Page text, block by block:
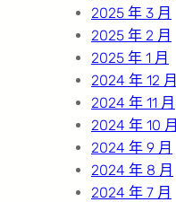
2025 年 3 月
2025 年 2 月
2025 年 1 月
2024 年 12 月
2024 年 11 月
2024 年 10 月
2024 年 9 月
2024 年 8 月
2024 年 7 月